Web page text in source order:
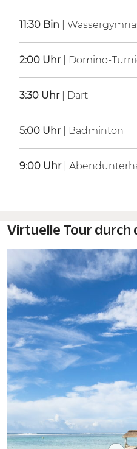
11:30 Bin |
2:00 Uhr| Domino-
3:30 Uhr| Dart
5:00 Uhr| Badminton
9:00 Uhr|
Virtuelle Tour durch